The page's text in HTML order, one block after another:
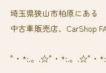
埼玉県狭山市柏原にある
中古車販売店、CarShop
°・*:.。.☆°・*:.。.☆°・